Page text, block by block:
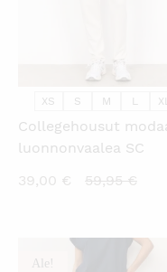
XS S M XL
Collegehousut
luonnonvaalea SC
39,00 €
Nykyinen
39,00 €.
59,95€
Ale!